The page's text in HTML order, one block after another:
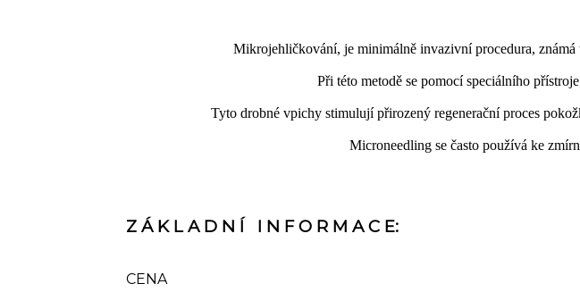
Mikrojehličkování, je minimálně invazivní procedura,
Při této metodě se pomocí speciálního
Tyto drobné vpichy stimulují přirozený regenerační proces
Microneedling se často používá ke
Z Á K L A D N Í I N F O R M A C E:
CENA